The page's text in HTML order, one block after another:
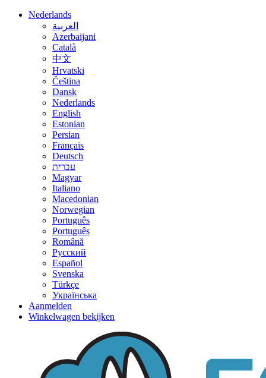
Nederlands
العربية
Azerbaijani
Català
中文
Hrvatski
Čeština
Dansk
Nederlands
English
Estonian
Persian
Français
Deutsch
עברית
Magyar
Italiano
Macedonian
Norwegian
Português
Português
Română
Русский
Español
Svenska
Türkçe
Українська
Aanmelden
Winkelwagen bekijken